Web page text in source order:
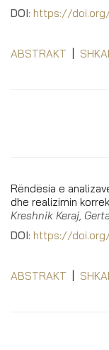
DOI: https://
ABSTRAKT
Rëndësia e
dhe realizimin
Kreshnik Keraj,
DOI: https://
ABSTRAKT